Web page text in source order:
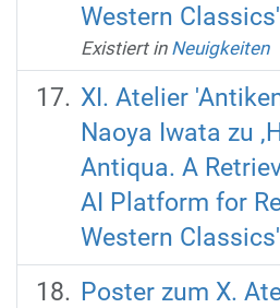
Western Classics'
Existiert in Neuigkeiten
XI. Atelier
Naoya Iwata zu
Antiqua. A
AI Platform for
Western Classics'
Poster zum X.